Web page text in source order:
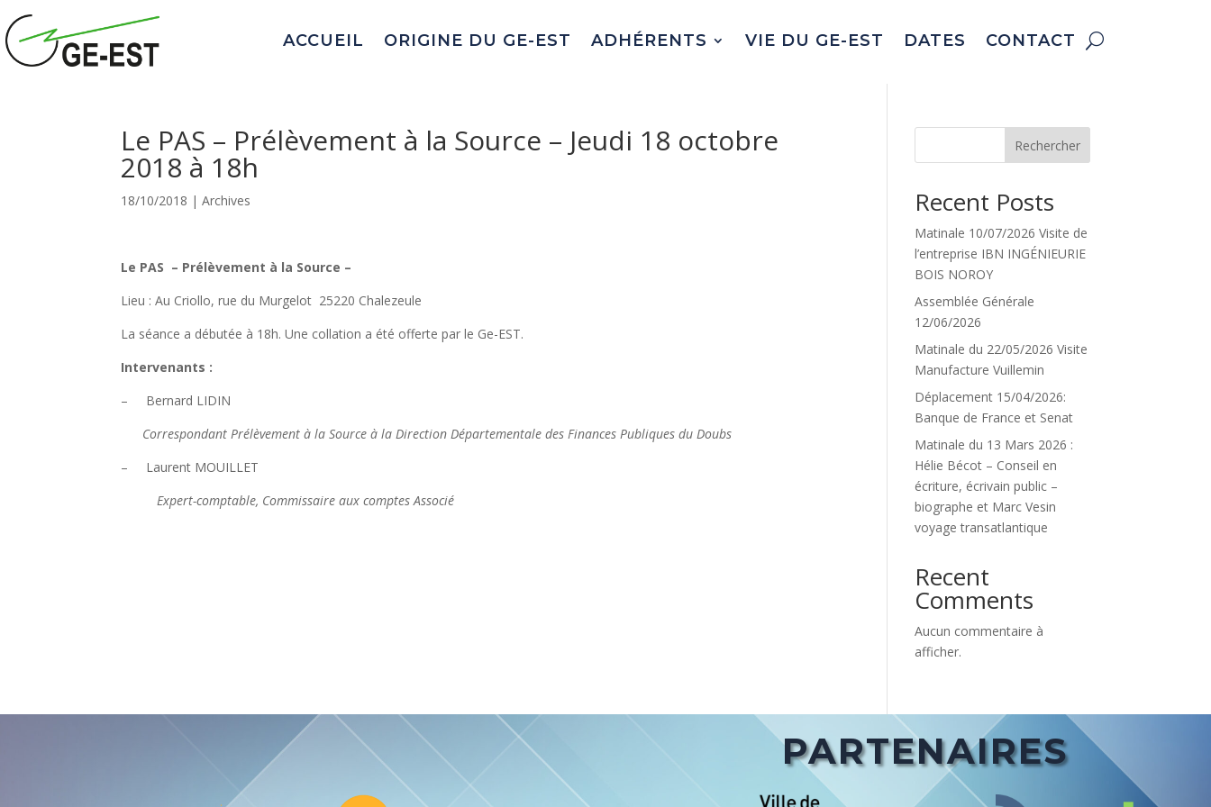
ACCUEIL ORIGINE DU GE-EST ADHÉRENTS VIE DU GE-EST DATES CONTACT
Le PAS – Prélèvement à la Source – Jeudi 18 octobre
2018 à 18h
18/10/2018 |Archives
Le PAS – Prélèvement à la Source –
Lieu : Au Criollo, rue du Murgelot 25220 Chalezeule
La séance a débutée à 18h. Une collation a été offerte par le Ge-EST.
Intervenants :
– Bernard LIDIN
Correspondant Prélèvement à la Source à la Direction Départementale des Finances Publiques du Doubs
– Laurent MOUILLET
Expert-comptable, Commissaire aux comptes Associé
Rechercher
Recent Posts
Matinale 10/07/2026 Visite de
l’entreprise IBN INGÉNIEURIE
BOIS NOROY
Assemblée Générale
12/06/2026
Matinale du 22/05/2026 Visite
Manufacture Vuillemin
Déplacement 15/04/2026:
Banque de France et Senat
Matinale du 13 Mars 2026 :
Hélie Bécot – Conseil en
écriture, écrivain public –
biographe et Marc Vesin
voyage transatlantique
Recent
Comments
Aucun commentaire à
afficher.
PARTENAIRES